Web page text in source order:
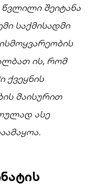
წვლილი შეიტანა
საქმისადმი
ის, რომ
ქვეყნის
მაისურით
ასე